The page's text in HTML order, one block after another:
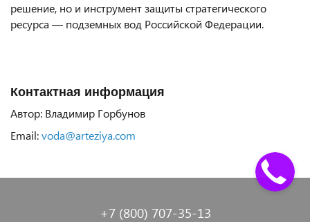
решение, но и инструмент защиты стратегического
ресурса — подземных вод Российской Федерации.
Контактная информация
Автор: Владимир Горбунов
Email:voda@arteziya.com
+7 (800) 707-35-13